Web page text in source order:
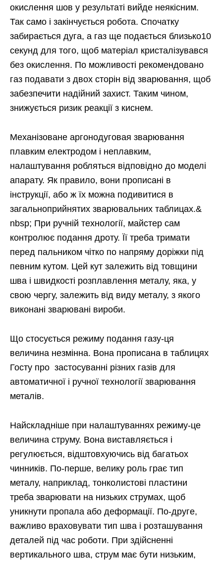
окислення шов у результаті вийде неякісним.
Так само і закінчується робота. Спочатку
забирається дуга, а газ ще подається близько10
секунд для того, щоб матеріал кристалізувався
без окислення. По можливості рекомендовано
газ подавати з двох сторін від зварювання, щоб
забезпечити надійний захист. Таким чином,
знижується ризик реакції з киснем.
Механізоване аргонодуговая зварювання
плавким електродом і неплавким,
налаштування робляться відповідно до моделі
апарату. Як правило, вони прописані в
інструкції, або ж їх можна подивитися в
загальноприйнятих зварювальних таблицах.&
nbsp; При ручній технології, майстер сам
контролює подання дроту. Її треба тримати
перед пальником чітко по напряму доріжки під
певним кутом. Цей кут залежить від товщини
шва і швидкості розплавлення металу, яка, у
свою чергу, залежить від виду металу, з якого
виконані зварювані вироби.
Що стосується режиму подання газу-ця
величина незмінна. Вона прописана в таблицях
Госту про застосуванні різних газів для
автоматичної і ручної технології зварювання
металів.
Найскладніше при налаштуваннях режиму-це
величина струму. Вона виставляється і
регулюється, відштовхуючись від багатьох
чинників. По-перше, велику роль грає тип
металу, наприклад, тонколистові пластини
треба зварювати на низьких струмах, щоб
уникнути пропала або деформації. По-друге,
важливо враховувати тип шва і розташування
деталей під час роботи. При здійсненні
вертикального шва, струм має бути низьким,